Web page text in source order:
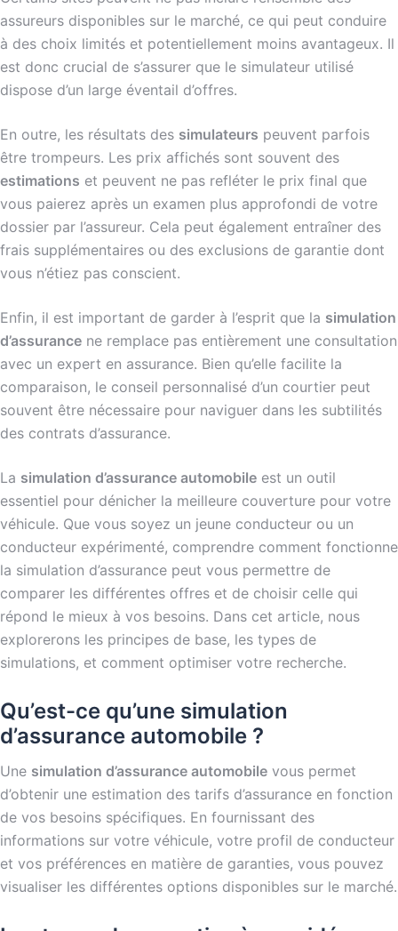
assureurs disponibles sur le marché, ce qui peut conduire
à des choix limités et potentiellement moins avantageux. Il
est donc crucial de s’assurer que le simulateur utilisé
dispose d’un large éventail d’offres.
En outre, les résultats des simulateurs peuvent parfois
être trompeurs. Les prix affichés sont souvent des
estimations et peuvent ne pas refléter le prix final que
vous paierez après un examen plus approfondi de votre
dossier par l’assureur. Cela peut également entraîner des
frais supplémentaires ou des exclusions de garantie dont
vous n’étiez pas conscient.
Enfin, il est important de garder à l’esprit que la simulation
d’assurance ne remplace pas entièrement une consultation
avec un expert en assurance. Bien qu’elle facilite la
comparaison, le conseil personnalisé d’un courtier peut
souvent être nécessaire pour naviguer dans les subtilités
des contrats d’assurance.
La simulation d’assurance automobile est un outil
essentiel pour dénicher la meilleure couverture pour votre
véhicule. Que vous soyez un jeune conducteur ou un
conducteur expérimenté, comprendre comment fonctionne
la simulation d’assurance peut vous permettre de
comparer les différentes offres et de choisir celle qui
répond le mieux à vos besoins. Dans cet article, nous
explorerons les principes de base, les types de
simulations, et comment optimiser votre recherche.
Qu’est-ce qu’une simulation
d’assurance automobile ?
Une simulation d’assurance automobile vous permet
d’obtenir une estimation des tarifs d’assurance en fonction
de vos besoins spécifiques. En fournissant des
informations sur votre véhicule, votre profil de conducteur
et vos préférences en matière de garanties, vous pouvez
visualiser les différentes options disponibles sur le marché.